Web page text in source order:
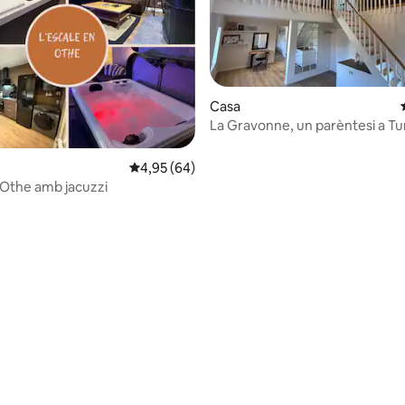
4,95 de puntuació mitjana d'un total de 5;
4,95 (64)
amb jacuzzi
Casa
La Gravonne, un parèntesi a